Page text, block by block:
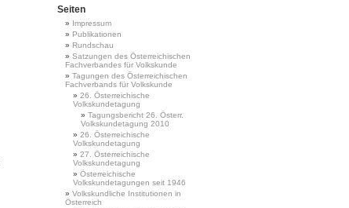
Seiten
Impressum
Publikationen
Rundschau
Satzungen des Österreichischen
Fachverbandes für Volkskunde
Tagungen des Österreichischen
Fachverbands für Volkskunde
26. Österreichische
Volkskundetagung
Tagungsbericht 26. Österr.
Volkskundetagung 2010
26. Österreichische
Volkskundetagung
27. Österreichische
Volkskundetagung
Österreichische
Volkskundetagungen seit 1946
Volkskundliche Institutionen in
Österreich